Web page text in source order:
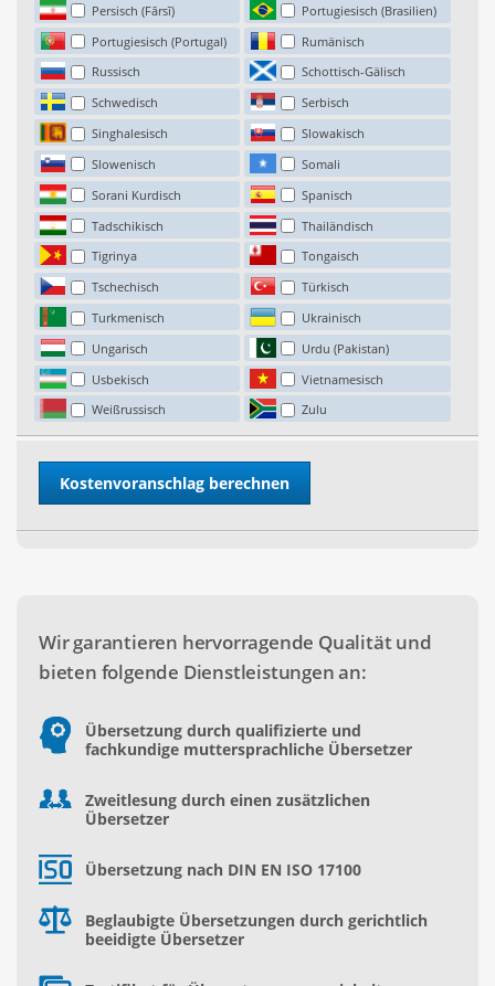
Persisch (Fārsī)
Portugiesisch (Brasilien)
Portugiesisch (Portugal)
Rumänisch
Russisch
Schottisch-Gälisch
Schwedisch
Serbisch
Singhalesisch
Slowakisch
Slowenisch
Somali
Sorani Kurdisch
Spanisch
Tadschikisch
Thailändisch
Tigrinya
Tongaisch
Tschechisch
Türkisch
Turkmenisch
Ukrainisch
Ungarisch
Urdu (Pakistan)
Usbekisch
Vietnamesisch
Weißrussisch
Zulu
Wir garantieren hervorragende Qualität und
bieten folgende Dienstleistungen an:
Übersetzung durch qualifizierte und
fachkundige muttersprachliche Übersetzer
Zweitlesung durch einen zusätzlichen
Übersetzer
Übersetzung nach DIN EN ISO 17100
Beglaubigte Übersetzungen durch gerichtlich
beeidigte Übersetzer